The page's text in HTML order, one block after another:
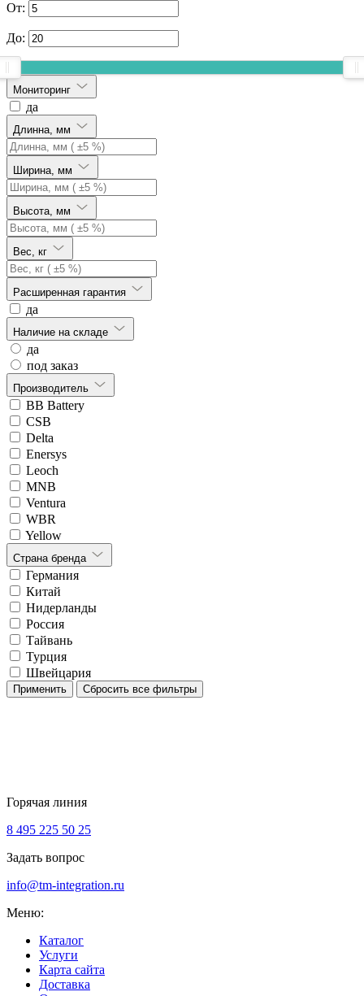
От:
До:
Мониторинг
да
Длинна, мм
Ширина, мм
Высота, мм
Вес, кг
Расширенная гарантия
да
Наличие на складе
да
под заказ
Производитель
BB Battery
CSB
Delta
Enersys
Leoch
MNB
Ventura
WBR
Yellow
Страна бренда
Германия
Китай
Нидерланды
Россия
Тайвань
Турция
Швейцария
Применить Сбросить все фильтры
Горячая линия
8 495 225 50 25
Задать вопрос
info@tm-integration.ru
Меню:
Каталог
Услуги
Карта сайта
Доставка